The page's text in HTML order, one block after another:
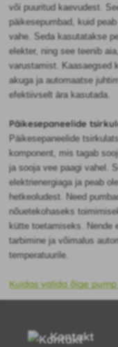
või puuritud kaevudest.
päikesepumbad, kuid
vahe. Seda kasutatakse
elekter, ning see teenib
varustamist. Kaasaegsed
akuga ja automaatse
efektiivselt ära kasutada.
Päikesepaneelide
Päikesepaneelide
komponent, mis tagab
ja sooja vee paagi vahel.
elektrienergiaga ja peab
hetkeoludest. Need
nõuetekohaseks
kütte toetamiseks. Nende
tarbimine ja võimalus
temperatuurile.
Kuidas valida õige
Kontakt